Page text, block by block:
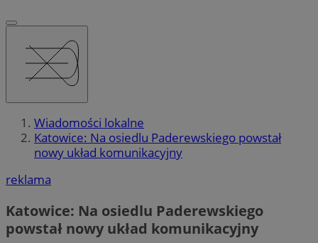
Wiadomości lokalne
Katowice: Na osiedlu Paderewskiego powstał
nowy układ komunikacyjny
reklama
Katowice: Na osiedlu Paderewskiego
powstał nowy układ komunikacyjny